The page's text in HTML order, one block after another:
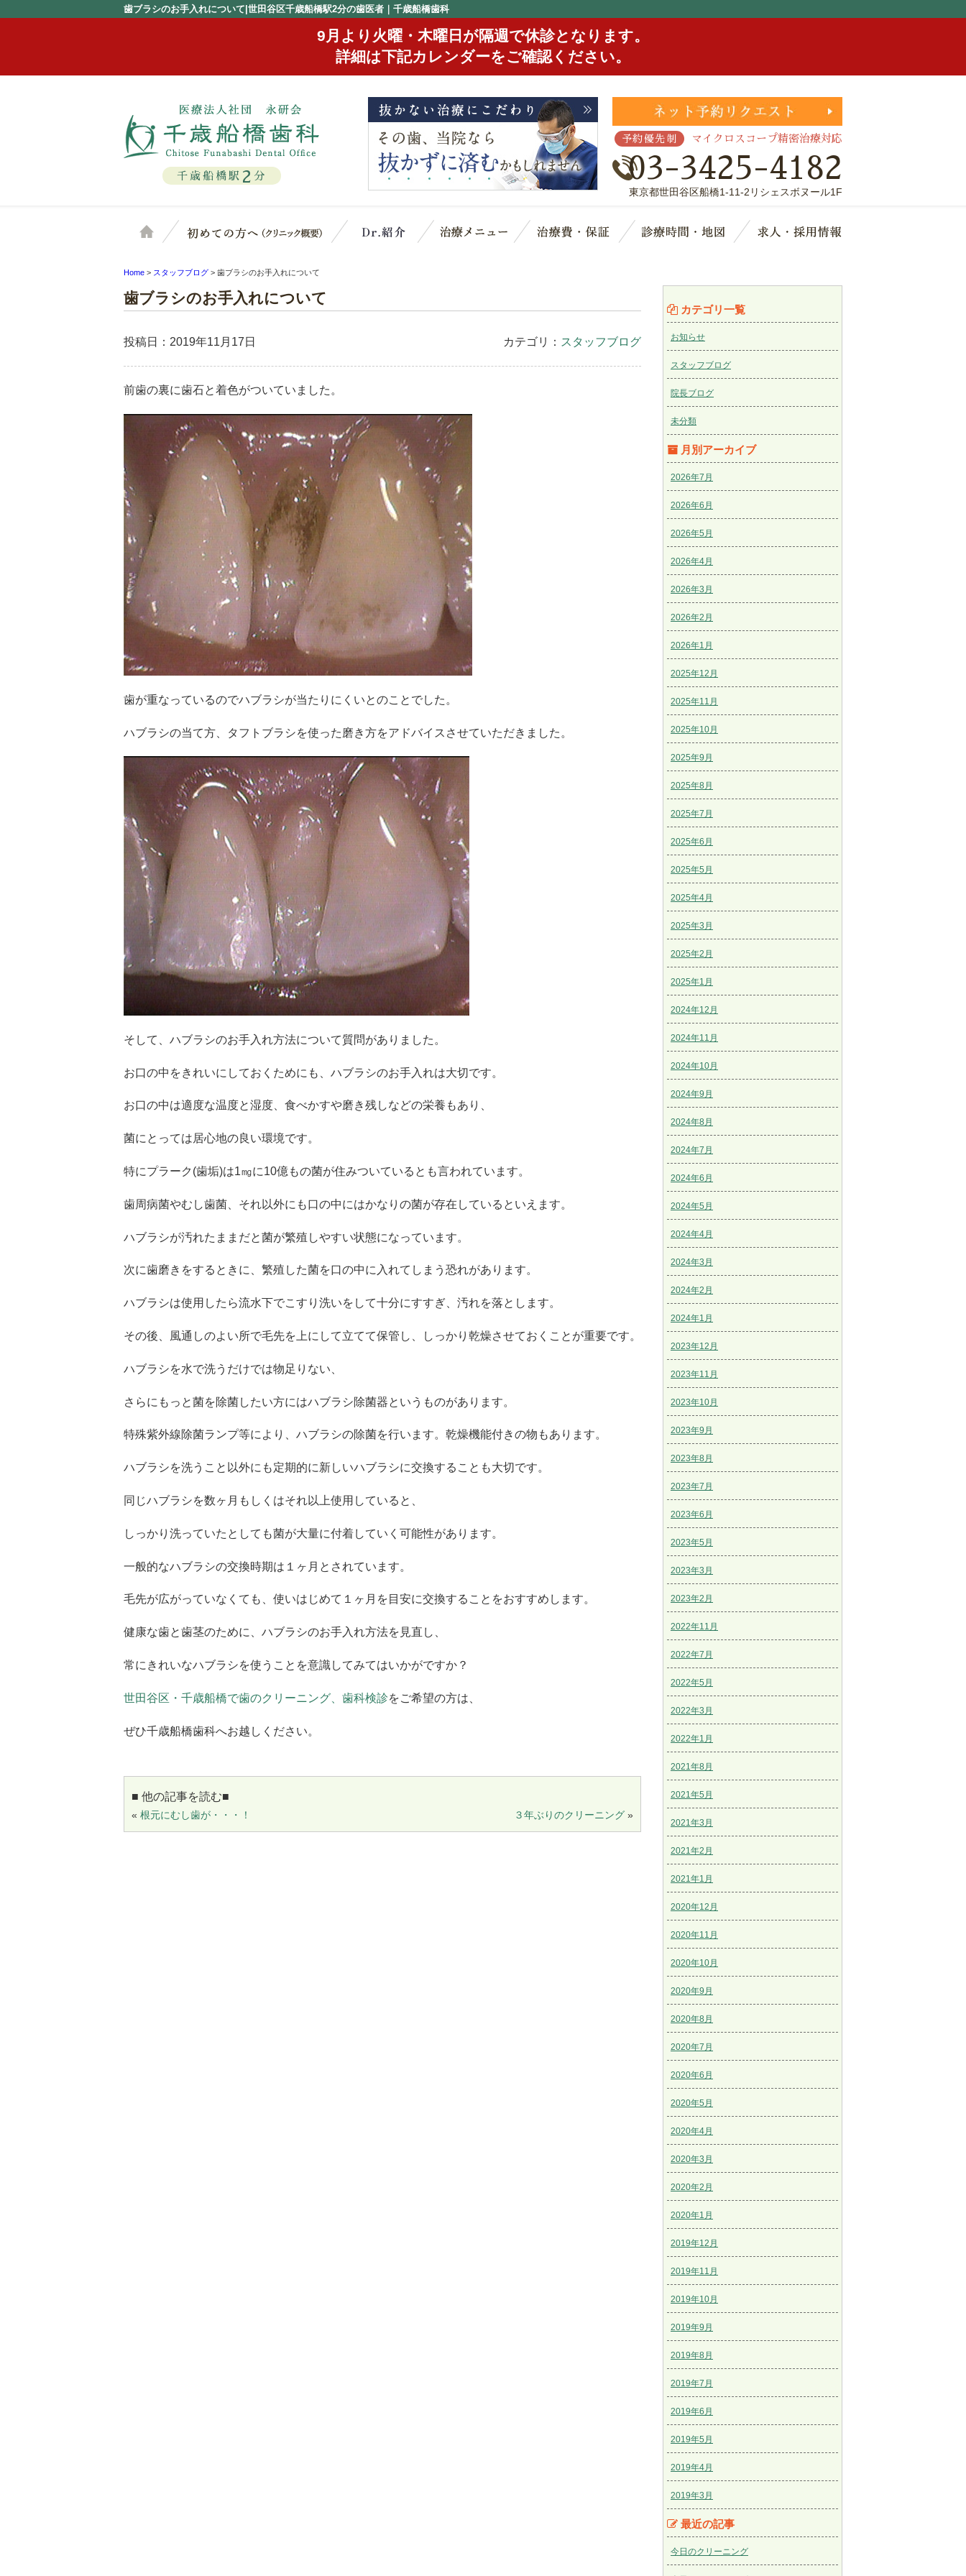
歯ブラシのお手入れについて|世田谷区千歳船橋駅2分の歯医者｜千歳船橋歯科
9月より火曜・木曜日が隔週で休診となります。
詳細は下記カレンダーをご確認ください。
千歳船橋駅 2 分
予約優先制 マイクロスコープ精密治療対応
03-3425-4182
東京都世田谷区船橋1-11-2リシェスボヌール1F
ホーム クリニック概要(初めての方へ)
スタッフ紹介 治療メニュー 治療費・保証 診療時間・地図
Home > スタッフブログ > 歯ブラシのお手入れについて
歯ブラシのお手入れについて
投稿日：2019年11月17日 カテゴリ： スタッフブログ
前歯の裏に歯石と着色がついていました。
歯が重なっているのでハブラシが当たりにくいとのことでした。
ハブラシの当て方、 タフトブラシを使った磨き方をアドバイスさせていただきました。
そして、ハブラシのお手入れ方法について質問がありました。
お口の中をきれいにしておくためにも、 ハブラシのお手入れは大切です。
お口の中は適度な温度と湿度、 食べかすや磨き残しなどの栄養もあり、
菌にとっては居心地の良い環境です。
特にプラーク(歯垢)は1㎎に10億もの菌が住みついているとも言われています。
歯周病菌やむし歯菌、 それ以外にも口の中にはかなりの菌が存在しているといえます。
ハブラシが汚れたままだと菌が繁殖しやすい状態になっています。
次に歯磨きをするときに、 繁殖した菌を口の中に入れてしまう恐れがあります。
ハブラシは使用したら流水下でこすり洗いをして十分にすすぎ、 汚れを落とします。
その後、風通しのよい所で毛先を上にして立てて保管し、 しっかり乾燥させておくことが重要です。
ハブラシを水で洗うだけでは物足りない、
さらにもっと菌を除菌したい方にはハブラシ除菌器というものがあ ります。
特殊紫外線除菌ランプ等により、ハブラシの除菌を行います。 乾燥機能付きの物もあります。
ハブラシを洗うこと以外にも定期的に新しいハブラシに交換するこ とも大切です。
同じハブラシを数ヶ月もしくはそれ以上使用していると、
しっかり洗っていたとしても菌が大量に付着していく可能性があり ます。
一般的なハブラシの交換時期は１ヶ月とされています。
毛先が広がっていなくても、 使いはじめて１ヶ月を目安に交換することをおすすめします。
健康な歯と歯茎のために、ハブラシのお手入れ方法を見直し、
常にきれいなハブラシを使うことを意識してみてはいかがですか？
世田谷区・千歳船橋で歯のクリーニング、歯科検診をご希望の方は、
ぜひ千歳船橋歯科へお越しください。
■ 他の記事を読む■
« 根元にむし歯が・・・！ ３年ぶりのクリーニング »
カテゴリ一覧
お知らせ
スタッフブログ
院長ブログ
未分類
月別アーカイブ
2026年7月
2026年6月
2026年5月
2026年4月
2026年3月
2026年2月
2026年1月
2025年12月
2025年11月
2025年10月
2025年9月
2025年8月
2025年7月
2025年6月
2025年5月
2025年4月
2025年3月
2025年2月
2025年1月
2024年12月
2024年11月
2024年10月
2024年9月
2024年8月
2024年7月
2024年6月
2024年5月
2024年4月
2024年3月
2024年2月
2024年1月
2023年12月
2023年11月
2023年10月
2023年9月
2023年8月
2023年7月
2023年6月
2023年5月
2023年3月
2023年2月
2022年11月
2022年7月
2022年5月
2022年3月
2022年1月
2021年8月
2021年5月
2021年3月
2021年2月
2021年1月
2020年12月
2020年11月
2020年10月
2020年9月
2020年8月
2020年7月
2020年6月
2020年5月
2020年4月
2020年3月
2020年2月
2020年1月
2019年12月
2019年11月
2019年10月
2019年9月
2019年8月
2019年7月
2019年6月
2019年5月
2019年4月
2019年3月
最近の記事
今日のクリーニング